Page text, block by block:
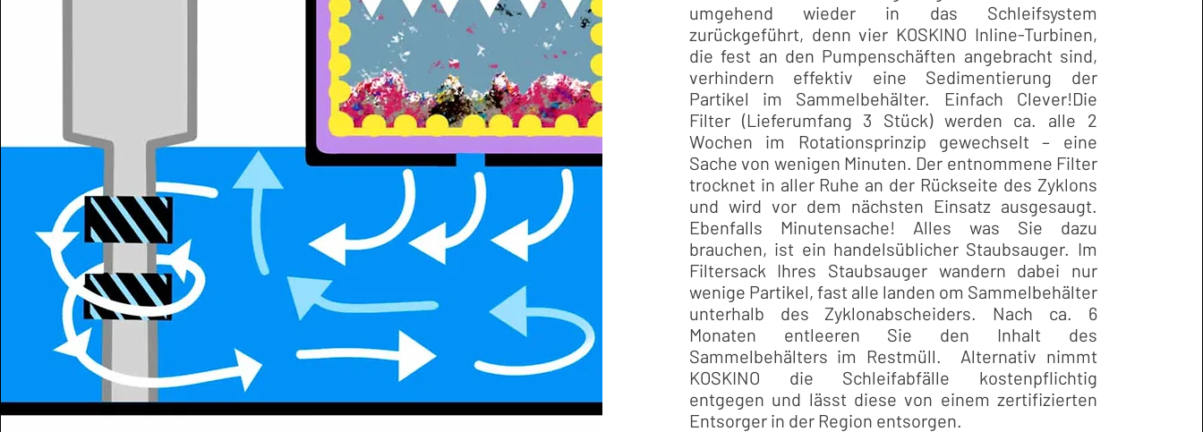
umgehend wieder in das Schleifsystem
zurückgeführt, denn vier KOSKINO Inline-Turbinen,
die fest an den Pumpenschäften angebracht sind,
verhindern effektiv eine Sedimentierung der
Partikel im Sammelbehälter. Einfach Clever!Die
Filter (Lieferumfang 3 Stück) werden ca. alle 2
Wochen im Rotationsprinzip gewechselt – eine
Sache von wenigen Minuten. Der entnommene Filter
trocknet in aller Ruhe an der Rückseite des Zyklons
und wird vor dem nächsten Einsatz ausgesaugt.
Ebenfalls Minutensache! Alles was Sie dazu
brauchen, ist ein handelsüblicher Staubsauger. Im
Filtersack Ihres Staubsauger wandern dabei nur
wenige Partikel, fast alle landen om Sammelbehälter
unterhalb des Zyklonabscheiders. Nach ca. 6
Monaten entleeren Sie den Inhalt des
Sammelbehälters im Restmüll. Alternativ nimmt
KOSKINO die Schleifabfälle kostenpflichtig
entgegen und lässt diese von einem zertifizierten
Entsorger in der Region entsorgen.